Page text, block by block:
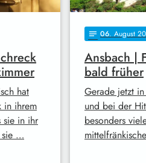
hat
in ihrem
sie in ihr
sie …
notes 06. August
Ansbach |
bald früher
Gerade jetzt
und bei der
besonders